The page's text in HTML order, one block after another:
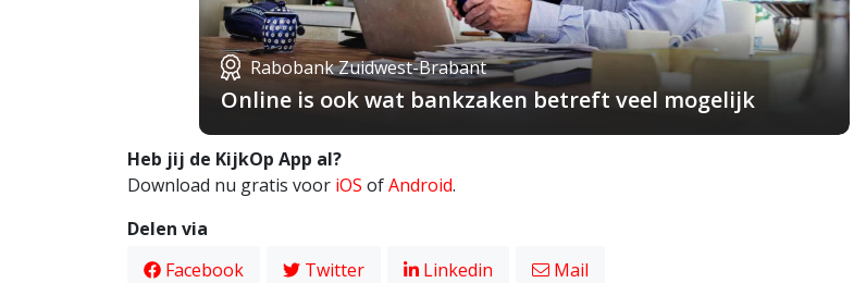
Rabobank Zuidwest-Brabant
Online is ook wat bankzaken betreft veel mogelijk
Heb jij de KijkOp App al?
Download nu gratis voor iOS ofAndroid.
Delen via
Facebook
Twitter Linkedin Mail